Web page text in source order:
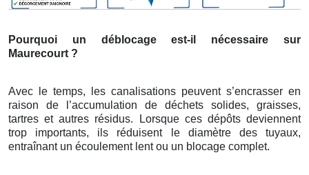
Pourquoi un déblocage est-il nécessaire sur
Maurecourt ?
Avec le temps, les canalisations peuvent s’encrasser en
raison de l’accumulation de déchets solides, graisses,
tartres et autres résidus. Lorsque ces dépôts deviennent
trop importants, ils réduisent le diamètre des tuyaux,
entraînant un écoulement lent ou un blocage complet.